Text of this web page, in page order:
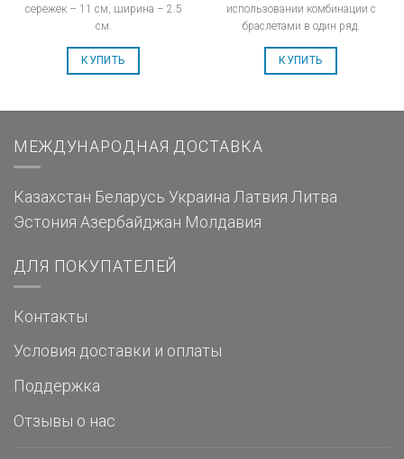
сережек – 11 см, ширина – 2.5
см.
КУПИТЬ
использовании комбинации с
браслетами в один ряд.
КУПИТЬ
МЕЖДУНАРОДНАЯ ДОСТАВКА
Казахстан Беларусь Украина Латвия Литва
Эстония Азербайджан Молдавия
ДЛЯ ПОКУПАТЕЛЕЙ
Контакты
Условия доставки и оплаты
Поддержка
Отзывы о нас